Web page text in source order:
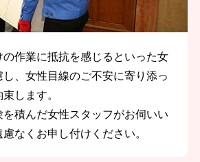
作業に抵抗を感じるといった女
、女性目線のご不安に寄り添っ
します。
積んだ女性スタッフがお伺いい
なくお申し付けください。